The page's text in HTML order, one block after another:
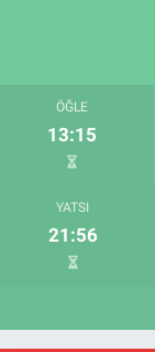
ÖĞLE
13:15
YATSI
21:56